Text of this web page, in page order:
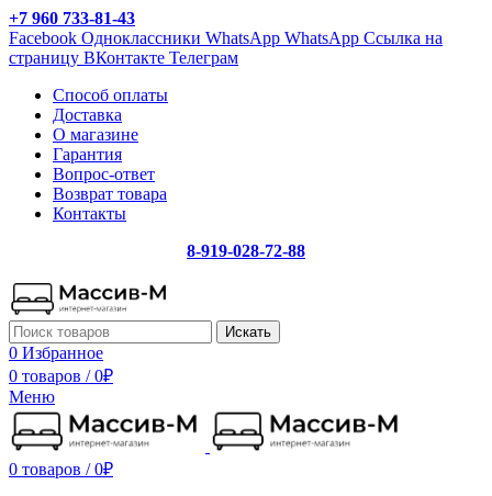
+7 960 733-81-43
Facebook Одноклассники WhatsApp WhatsApp Ссылка на
страницу ВКонтакте Телеграм
Способ оплаты
Доставка
О магазине
Гарантия
Вопрос-ответ
Возврат товара
Контакты
8-919-028-72-88
Искать
0 Избранное
0 товаров / 0₽
Меню
0 товаров / 0₽